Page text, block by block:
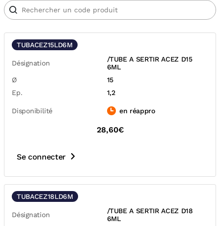
TUBACEZ15LD6M
Désignation
/TUBE A SERTIR ACEZ D15
6ML
Ø
15
Ep.
1,2
Disponibilité en réappro
28,60€
Se connecter
TUBACEZ18LD6M
Désignation
/TUBE A SERTIR ACEZ D18
6ML